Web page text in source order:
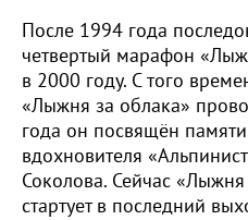
После 1994 года
четвертый марафон
в 2000 году. С того
«Лыжня за облака»
года он посвящён
вдохновителя
Соколова. Сейчас
стартует в последний